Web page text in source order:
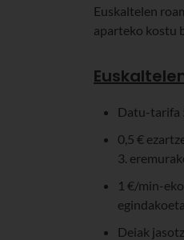
Euskaltelen
aparteko kostu
Datu-tarifa
0,5 €
3.
1 €/min-
Deiak